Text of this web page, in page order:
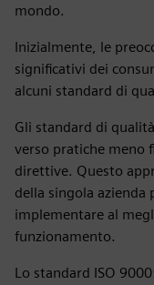
mondo.
Inizialmente, le
significativi dei
alcuni standard di
Gli standard di
verso pratiche meno
direttive. Questo
della singola
implementare al
funzionamento.
Lo standard ISO